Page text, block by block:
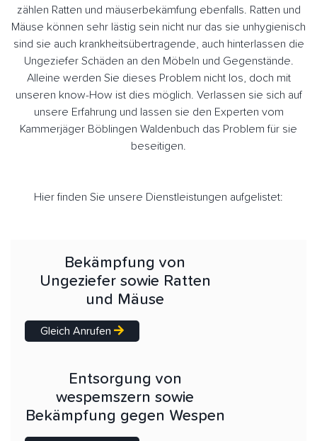
zählen Ratten und mäuserbekämfung ebenfalls. Ratten und
Mäuse können sehr lästig sein nicht nur das sie unhygienisch
sind sie auch krankheitsübertragende, auch hinterlassen die
Ungeziefer Schäden an den Möbeln und Gegenstände.
Alleine werden Sie dieses Problem nicht los, doch mit
unseren know-How ist dies möglich. Verlassen sie sich auf
unsere Erfahrung und lassen sie den Experten vom
Kammerjäger Böblingen Waldenbuch das Problem für sie
beseitigen.
Hier finden Sie unsere Dienstleistungen aufgelistet:
Bekämpfung von
Ungeziefer sowie Ratten
und Mäuse
Gleich Anrufen
Entsorgung von
wespemszern sowie
Bekämpfung gegen Wespen